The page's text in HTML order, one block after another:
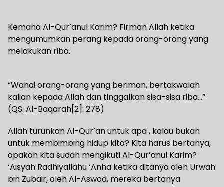
Kemana Al-Qur’anul Karim? Firman Allah ketika
mengumumkan perang kepada orang-orang yang
melakukan riba.
“Wahai orang-orang yang beriman, bertakwalah
kalian kepada Allah dan tinggalkan sisa-sisa riba…”
(QS. Al-Baqarah[2]: 278)
Allah turunkan Al-Qur’an untuk apa , kalau bukan
untuk membimbing hidup kita? Kita harus bertanya,
apakah kita sudah mengikuti Al-Qur’anul Karim?
‘Aisyah Radhiyallahu ‘Anha ketika ditanya oleh Urwah
bin Zubair, oleh Al-Aswad, mereka bertanya